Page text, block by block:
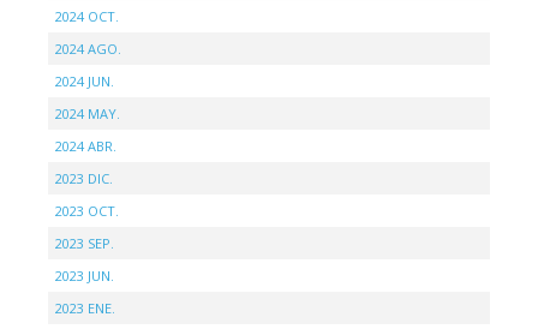
2024 OCT.
2024 AGO.
2024 JUN.
2024 MAY.
2024 ABR.
2023 DIC.
2023 OCT.
2023 SEP.
2023 JUN.
2023 ENE.